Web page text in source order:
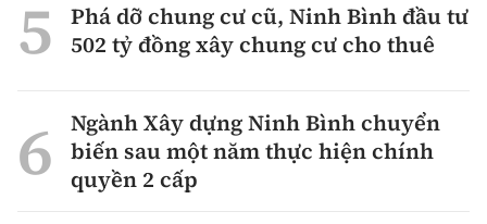
Phá dỡ chung cư cũ, Ninh Bình đầu tư
502 tỷ đồng xây chung cư cho thuê
Ngành Xây dựng Ninh Bình chuyển
biến sau một năm thực hiện chính
quyền 2 cấp